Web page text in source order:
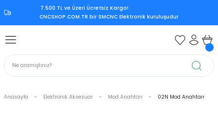
7.500 TL ve Üzeri Ücretsiz Kargo!‎
CNCSHOP.COM.TR ‎bir SMCNC Elektronik kuruluşudur
Geri Dön
Ünitesi
Geri Dön
Ünitesi
Mitsubishi CNC Kontrol
Geri Dön
Geri Dön
Anasayfa Elektronik Aksesuar Mod Anahtarı 02N Mod Anahtarı